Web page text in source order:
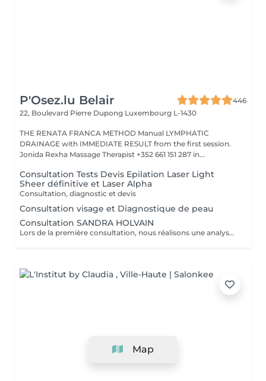
P'Osez.lu Belair
446
22, Boulevard Pierre Dupong Luxembourg L-1430
THE RENATA FRANCA METHOD Manual LYMPHATIC
DRAINAGE with IMMEDIATE RESULT from the first session.
Jonida Rexha Massage Therapist +352 661 151 287 in...
Consultation Tests Devis Epilation Laser Light
Sheer définitive et Laser Alpha
Consultation, diagnostic et devis
Consultation visage et Diagnostique de peau
Consultation SANDRA HOLVAIN
Lors de la première consultation, nous réalisons une analyse personnalisée de votre peau et de votre routine cosmétique. Nous définissons ensuite un plan de traitement sur mesure, adapté à vos besoins et à vos objectifs.
Map